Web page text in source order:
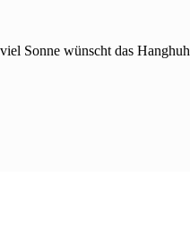
Sonne wünscht das